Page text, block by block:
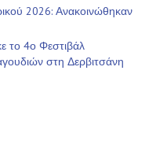
2026: Ανακοινώθηκαν
το 4ο Φεστιβάλ
στη Δερβιτσάνη